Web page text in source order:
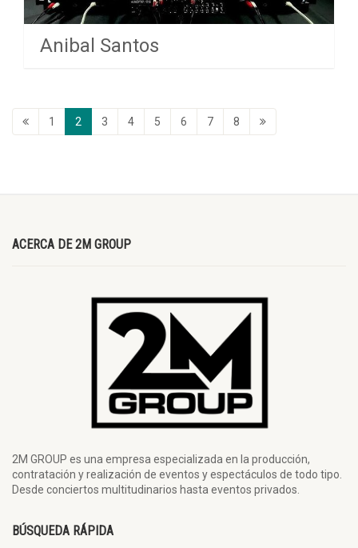
Anibal Santos
1 2 3 4 5 6 7 8
ACERCA DE 2M GROUP
2M GROUP es una empresa especializada en la producción,
contratación y realización de eventos y espectáculos de todo tipo.
Desde conciertos multitudinarios hasta eventos privados.
BÚSQUEDA RÁPIDA